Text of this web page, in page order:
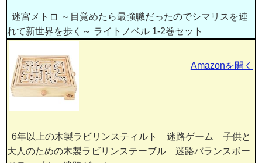
迷宮メトロ ～目覚めたら最強職だったのでシマリスを連
れて新世界を歩く～ ライトノベル 1-2巻セット
6年以上の木製ラビリンスティルト 迷路ゲーム 子供と
大人のための木製ラビリンステーブル 迷路バランスボー
Amazonを開く